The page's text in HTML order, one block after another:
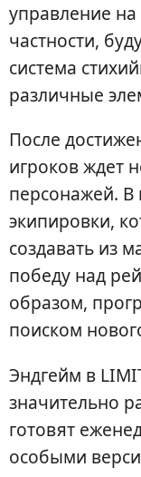
управление
частности,
система
различные
После
игроков ждет
персонажей. В
экипировки,
создавать из
победу над
образом,
поиском
Эндгейм в
значительно
готовят
особыми